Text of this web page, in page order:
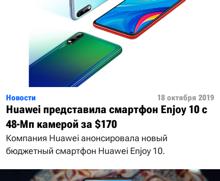
Новости 18 октября 2019
Huawei представила смартфон Enjoy 10 с
48-Мп камерой за $170
Компания Huawei анонсировала новый
бюджетный смартфон Huawei Enjoy 10.